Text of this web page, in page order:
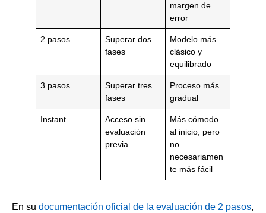
margen de
error
2 pasos
Superar dos
fases
Modelo más
clásico y
equilibrado
3 pasos
Superar tres
fases
Proceso más
gradual
Instant
Acceso sin
evaluación
previa
Más cómodo
al inicio, pero
no
necesariamen
te más fácil
En su documentación oficial de la evaluación de 2 pasos,